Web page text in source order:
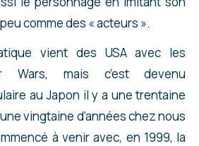
comme des « acteurs ».
vient des USA avec les
Wars, mais c’est devenu
au Japon il y a une trentaine
vingtaine d’années chez nous
à venir avec, en 1999, la